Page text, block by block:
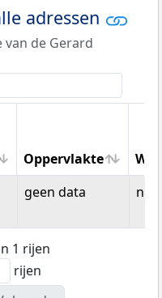
adressen
de Gerard
Oppervlakte
Oppervlakte
geen data
1 rijen
rijen